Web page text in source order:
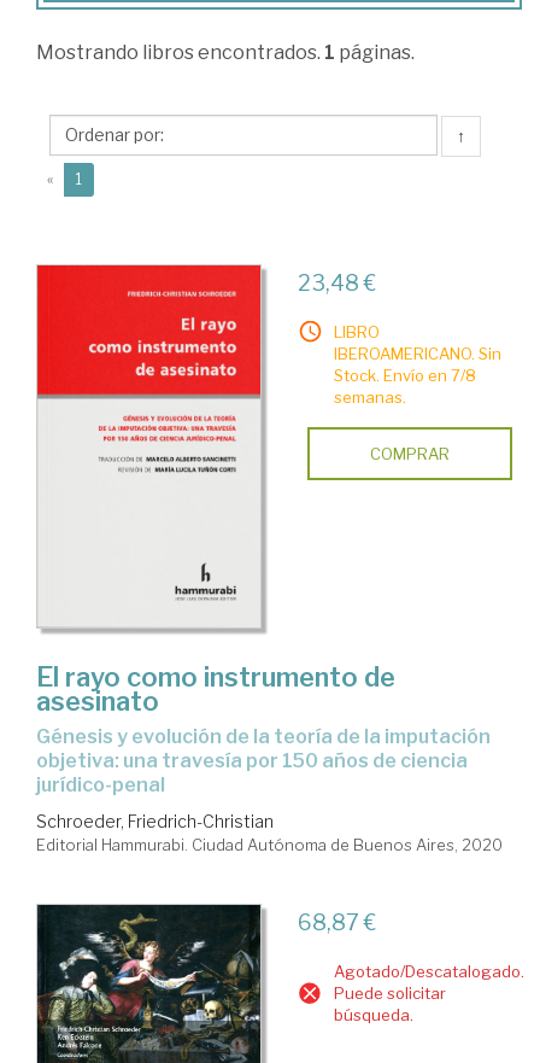
Schroeder,
Christian
Mostrando libros encontrados. 1 páginas.
↑
« 1
23,48 €
LIBRO
IBEROAMERICANO. Sin
Stock. Envío en 7/8
semanas.
COMPRAR
El rayo como instrumento de
asesinato
Génesis y evolución de la teoría de la imputación
objetiva: una travesía por 150 años de ciencia
jurídico-penal
Schroeder, Friedrich-Christian
Editorial Hammurabi. Ciudad Autónoma de Buenos Aires, 2020
68,87 €
Agotado/Descatalogado.
Puede solicitar
búsqueda.